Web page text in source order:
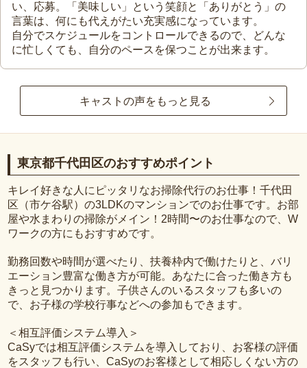
い、応募。「美味しい」という笑顔と「ありがとう」の
言葉は、何にも代えがたい充実感になっています。
自分でスケジュールをコントロールできるので、どんな
に忙しくても、自分のペースを保つことが出来ます。
キャストの声をもっと見る
東京都千代田区のおすすめポイント
キレイ好きな人にピッタリなお掃除代行のお仕事！千代田
区（市ケ谷駅）の3LDKのマンションでのお仕事です。お部
屋や水まわりの掃除がメイン！2時間〜のお仕事なので、W
ワークの方にもおすすめです。
勤務回数や時間が選べたり、扶養枠内で働けたりと、バリ
エーション豊富な働き方が可能。あなたに合った働き方も
きっと見つかります。子供さんのいるスタッフも多いの
で、お子様の学校行事などへの参加もできます。
＜相互評価システム導入＞
CaSyでは相互評価システムを導入しており、お客様の評価
をスタッフも行い、CaSyのお客様として相応しくない方の